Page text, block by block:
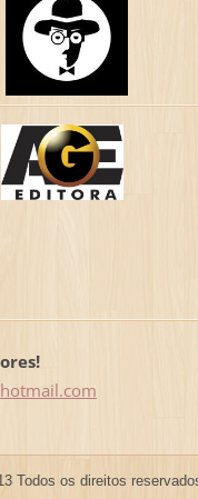
otmail.com
Todos os direitos